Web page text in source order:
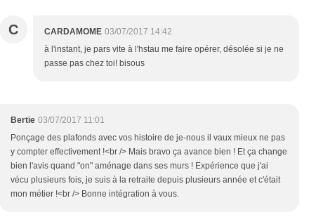
C CARDAMOME 03/07/2017 14:42
à l'instant, je pars vite à l'hstau me faire opérer, désolée si je ne
passe pas chez toi! bisous
Bertie 03/07/2017 11:01
Ponçage des plafonds avec vos histoire de je-nous il vaux mieux ne pas
y compter effectivement !<br /> Mais bravo ça avance bien ! Et ça change
bien l'avis quand "on" aménage dans ses murs ! Expérience que j'ai
vécu plusieurs fois, je suis à la retraite depuis plusieurs année et c'était
mon métier !<br /> Bonne intégration à vous.